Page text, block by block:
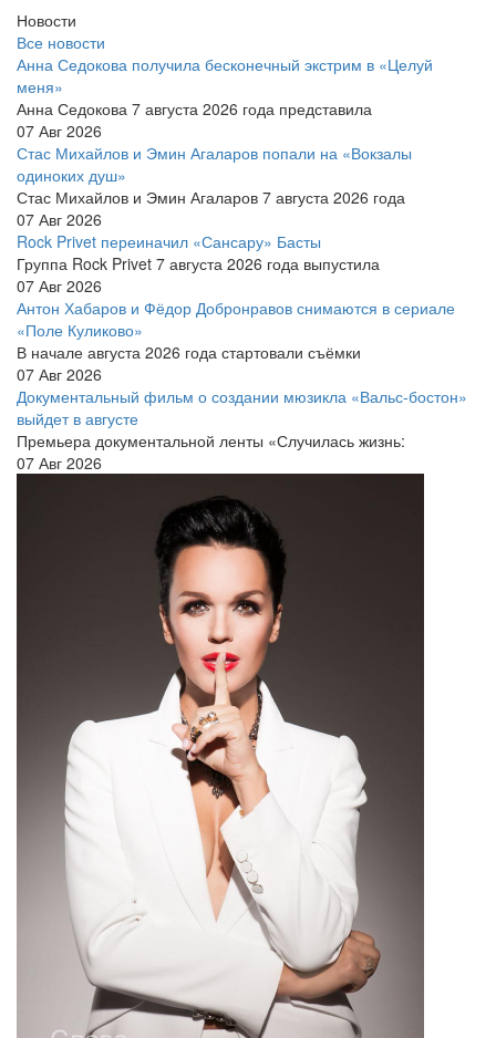
Новости
Все новости
Анна Седокова получила бесконечный экстрим в «Целуй
меня»
Анна Седокова 7 августа 2026 года представила
07 Авг 2026
Стас Михайлов и Эмин Агаларов попали на «Вокзалы
одиноких душ»
Стас Михайлов и Эмин Агаларов 7 августа 2026 года
07 Авг 2026
Rock Privet переиначил «Сансару» Басты
Группа Rock Privet 7 августа 2026 года выпустила
07 Авг 2026
Антон Хабаров и Фёдор Добронравов снимаются в сериале
«Поле Куликово»
В начале августа 2026 года стартовали съёмки
07 Авг 2026
Документальный фильм о создании мюзикла «Вальс-бостон»
выйдет в августе
Премьера документальной ленты «Случилась жизнь:
07 Авг 2026